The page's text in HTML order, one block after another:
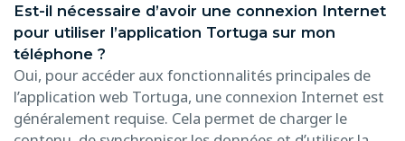
Est-il nécessaire d’avoir une connexion Internet
pour utiliser l’application Tortuga sur mon
téléphone ?
Oui, pour accéder aux fonctionnalités principales de
l’application web Tortuga, une connexion Internet est
généralement requise. Cela permet de charger le